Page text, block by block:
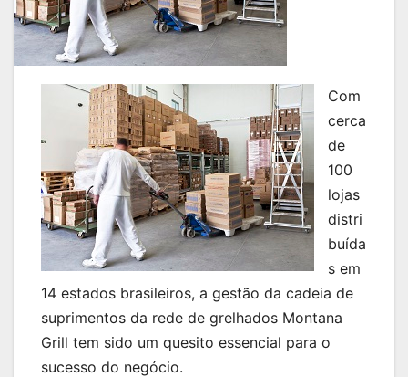
Com
cerca
de
100
lojas
distri
buída
s em
14 estados brasileiros, a gestão da cadeia de
suprimentos da rede de grelhados Montana
Grill tem sido um quesito essencial para o
sucesso do negócio.